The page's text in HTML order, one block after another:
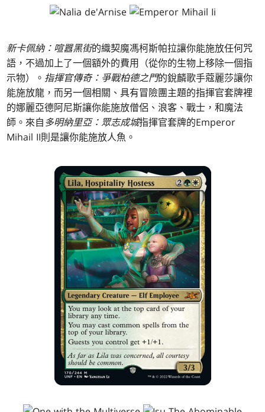
新卡佩納：喧囂黑街的織契魔馮柯斯帕拉讓你能施放任何咒
語，不過加上了一個額外的費用（從你的生物上移除一個指
示物）。 指揮官傳奇：爭戰柏德之門的銳麟歌手蔻麗莎讓你
能施放龍，而另一個相關、具有冒險團主題的指揮官套牌裡
的娜麗亞德阿尼斯讓你能施放僧侶、浪客、戰士，和魔法
師。來自多明納里亞：眾志成城指揮官套牌的Emperor
Mihail II則是讓你能施放人魚。